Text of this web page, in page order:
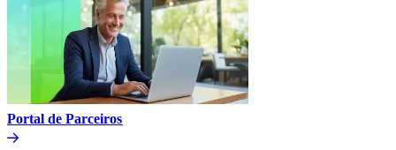
Portal de Parceiros​​